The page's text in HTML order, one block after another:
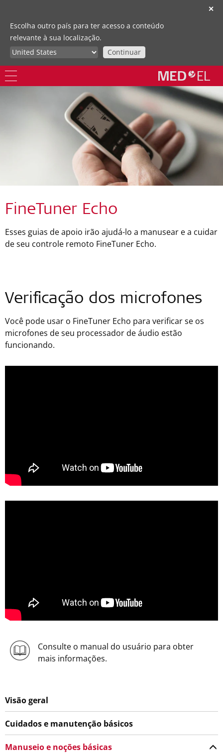
✕
Escolha outro país para ter acesso a conteúdo
relevante à sua localização.
Continuar
FineTuner Echo
Esses guias de apoio irão ajudá-lo a manusear e a cuidar
de seu controle remoto FineTuner Echo.
Verificação dos microfones
Você pode usar o FineTuner Echo para verificar se os
microfones de seu processador de áudio estão
funcionando.
Consulte o manual do usuário para obter
mais informações.
Visão geral
Cuidados e manutenção básicos
Manuseio e noções básicas